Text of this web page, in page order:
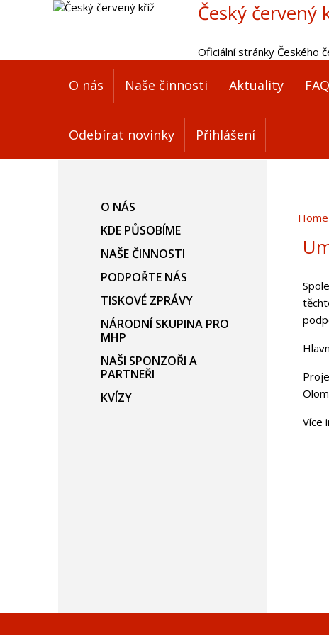
Český červený
Oficiální stránky Českého
O nás Naše činnosti Aktuality FAQ
Odebírat novinky Přihlášení
Home
Více
O NÁS
KDE PŮSOBÍME
NAŠE ČINNOSTI
PODPOŘTE NÁS
TISKOVÉ ZPRÁVY
NÁRODNÍ SKUPINA PRO
MHP
NAŠI SPONZOŘI A
PARTNEŘI
KVÍZY